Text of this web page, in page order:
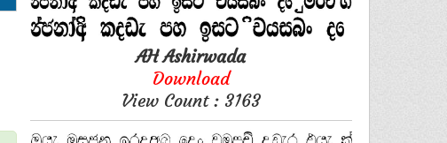
AH Ashirwada
Download
View Count : 3163